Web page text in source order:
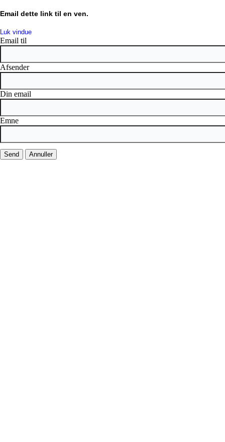
Email dette link til en ven.
Luk vindue
Email til
Afsender
Din email
Emne
Send Annuller